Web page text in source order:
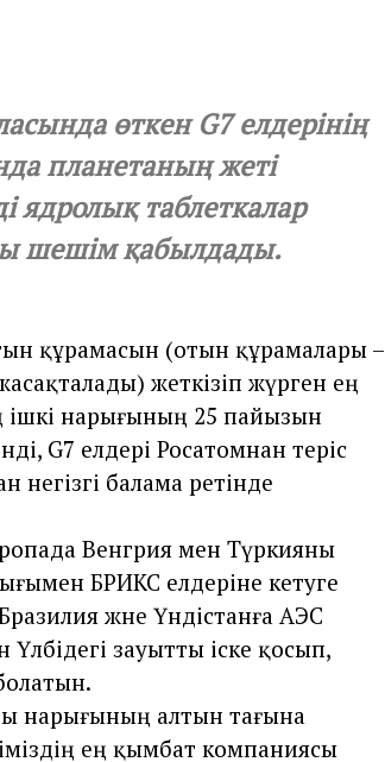
өткен G7 елдерінің
планетаның жеті
ядролық таблеткалар
шешім қабылдады.
құрамасын (отын құрамалары –
жеткізіп жүрген ең
нарығының 25 пайызын
G7 елдері Росатомнан теріс
негізгі балама ретінде
Венгрия мен Түркияны
БРИКС елдеріне кетуге
және Үндістанға АЭС
зауытты іске қосып,
нарығының алтын тағына
ең қымбат компаниясы